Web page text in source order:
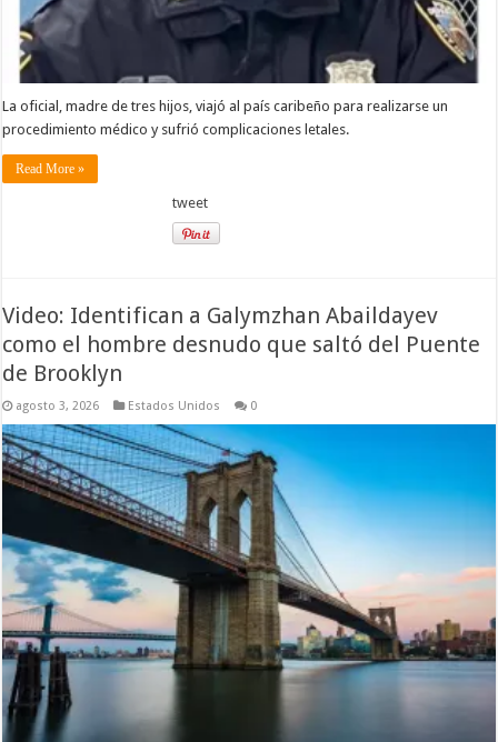
La oficial, madre de tres hijos, viajó al país caribeño para realizarse un
procedimiento médico y sufrió complicaciones letales.
Read More »
tweet
Video: Identifican a Galymzhan Abaildayev
como el hombre desnudo que saltó del Puente
de Brooklyn
agosto 3, 2026 Estados Unidos 0